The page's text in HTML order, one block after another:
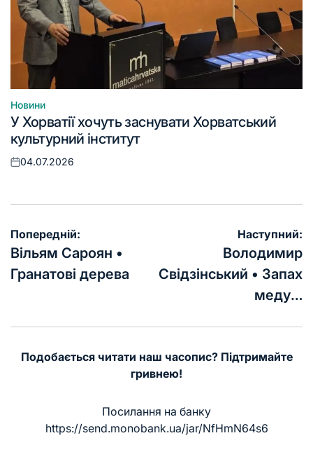
Опублікувати
у
Новини
У Хорватії хочуть заснувати Хорватський
культурний інститут
Оприлюднено
04.07.2026
Навігація
записів
Попередній:
Вільям Сароян •
Гранатові дерева
Наступний:
Володимир
Свідзінський • Запах
меду…
Подобається читати наш часопис? Підтримайте
гривнею!
Посилання на банку
https://send.monobank.ua/jar/NfHmN64s6